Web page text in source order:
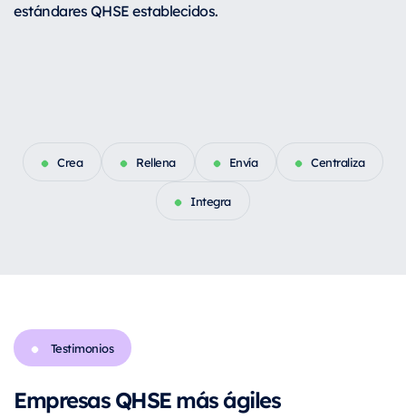
estándares QHSE establecidos.
Crea Rellena Envía Centraliza
Integra
Testimonios
Empresas QHSE más ágiles